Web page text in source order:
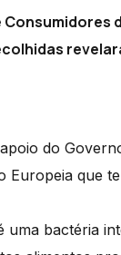
Consumidores
do
Europeia que
uma bactéria